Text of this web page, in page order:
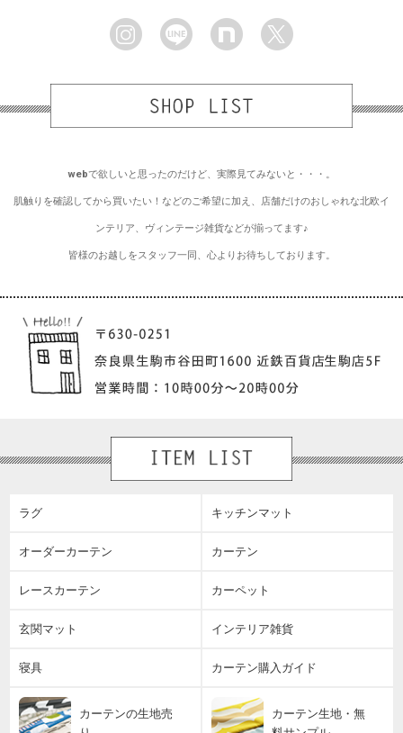
webで欲しいと思ったのだけど、実際見てみないと・・・。
肌触りを確認してから買いたい！などのご希望に加え、店舗だけのおしゃれな北欧イ
ンテリア、ヴィンテージ雑貨などが揃ってます♪
皆様のお越しをスタッフ一同、心よりお待ちしております。
ラグ キッチンマット
オーダーカーテン カーテン
レースカーテン カーペット
玄関マット インテリア雑貨
寝具 カーテン購入ガイド
カーテンの生地売
カーテン生地・無